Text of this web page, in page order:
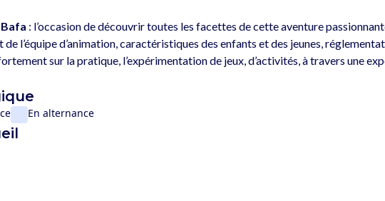
: l’occasion de découvrir toutes les facettes de cette aventure
l’équipe d’animation, caractéristiques des enfants et des jeunes,
En alternance